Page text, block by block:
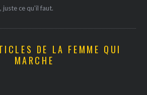
juste ce qu'il faut.
DE LA FEMME QUI
MARCHE